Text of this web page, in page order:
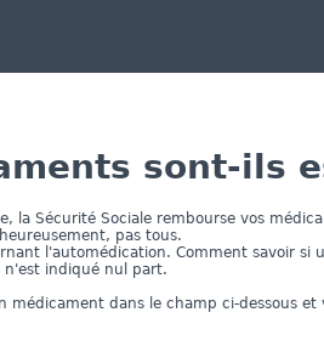
sont-ils
la Sécurité Sociale rembourse vos
pas tous.
l'automédication. Comment savoir si
n'est indiqué nul part.
médicament dans le champ ci-dessous et